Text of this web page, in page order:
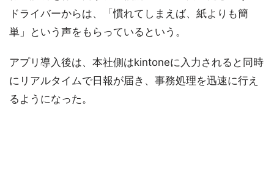
ドライバーからは、「慣れてしまえば、紙よりも簡
単」という声をもらっているという。
アプリ導入後は、本社側はkintoneに入力されると同時
にリアルタイムで日報が届き、事務処理を迅速に行え
るようになった。